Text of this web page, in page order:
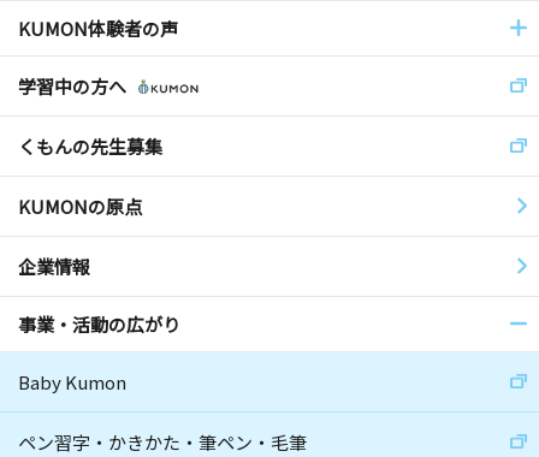
KUMON体験者の声
学習中の方へ
くもんの先生募集
KUMONの原点
企業情報
事業・活動の広がり
Baby Kumon
ペン習字・かきかた・筆ペン・毛筆